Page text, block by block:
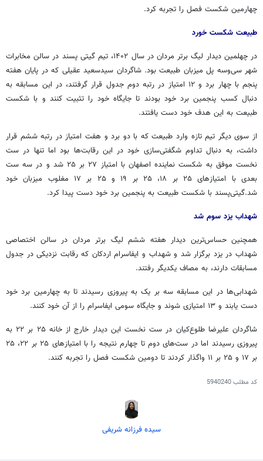
چهارمین شکست فصل را تجربه کرد.
طبیعت شکست خورد
در چهلمین دیدار لیگ برتر مردان در سال ۱۴۰۲، تیم گیتی پسند در سالن مخابرات
شهر سی‌وسه پل میزبان طبیعت بود. شاگردان سیدسعید عقیلی که در پایان هفته
پنجم با چهار برد و ۱۲ امتیاز در رتبه دوم جدول قرار گرفتند، در این مسابقه به
دنبال کسب پنجمین برد خود بودند تا جایگاه خود را تثبیت کنند و با شکست
طبیعت به این هدف خود دست یافتند.
از سوی دیگر تیم تازه وارد طبیعت که با دو برد و هفت امتیاز در رتبه ششم قرار
داشت، به دنبال تداوم شگفتی‌سازی خود در این رقابت‌ها بود اما تنها در ست
نخست موفق به شکست نماینده اصفهان با امتیاز ۲۷ بر ۲۵ شد و در سه ست
بعدی با امتیازهای ۲۵ بر ۱۸، ۲۵ بر ۱۹ و ۲۵ بر ۱۷ مغلوب میزبان خود
شد.گیتی‌پسند با شکست طبیعت به پنجمین برد خود دست پیدا کرد.
شهداب یزد سوم شد
همچنین حساس‌ترین دیدار هفته ششم لیگ برتر مردان در سالن اختصاصی
شهداب در یزد برگزار شد و شهداب و ایفاسرام اردکان که رقابت نزدیکی در جدول
مسابقات دارند، به مصاف یکدیگر رفتند.
شهدابی‌ها در این مسابقه سه بر یک به پیروزی رسیدند تا به چهارمین برد خود
دست یابند و ۱۳ امتیازی شوند و جایگاه سومی ایفاسرام را از آن خود کنند.
شاگردان علیرضا طلوع‌کیان در ست نخست این دیدار خارج از خانه ۲۵ بر ۲۲ به
پیروزی رسیدند اما در ست‌های دوم تا چهارم نتیجه را با امتیازهای ۲۵ بر ۲۲، ۲۵
بر ۱۷ و ۲۵ بر ۱۱ واگذار کردند تا دومین شکست فصل را تجربه کنند.
کد مطلب5940240
سیده فرزانه شریفی